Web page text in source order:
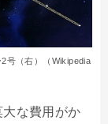
号（右）（Wikipedia
な費用がか